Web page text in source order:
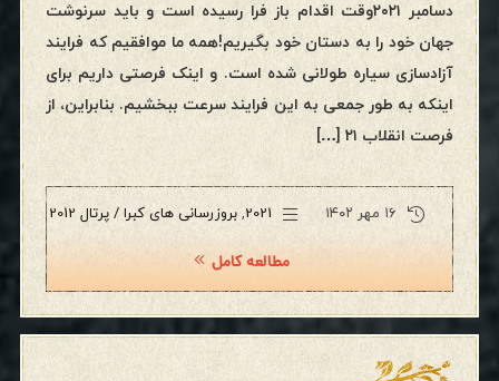
دسامبر ۲۰۲۱وقت اقدام باز فرا رسیده است و باید سرنوشت
جهان خود را به دستان خود بگیریم!همه ما موافقیم که فرایند
آزادسازی سیاره طولانی شده است. و اینک فرصتی داریم برای
اینکه به طور جمعی به این فرایند سرعت ببخشیم. بنابراین، از
فرصت انقلاب ۲۱ […]
۱۶ مهر ۱۴۰۲ 2021
, بروزرسانی های کبرا / پرتال 2012
مطالعه کامل